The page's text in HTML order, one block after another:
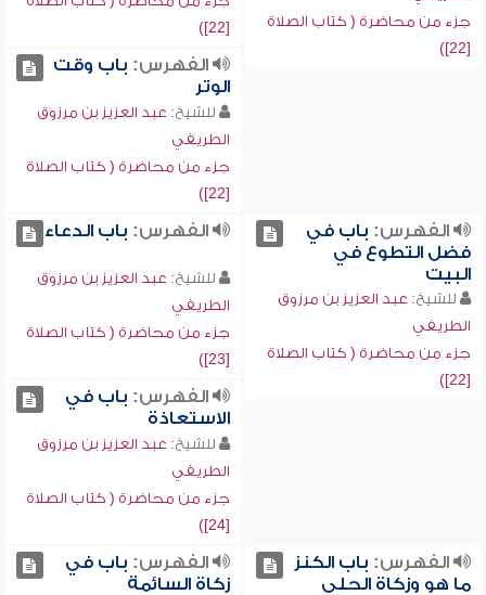
جزء من محاضرة ( كتاب الصلاة
[22])
[22])
الفهرس: باب وقت
الوتر
للشيخ: عبد العزيز بن مرزوق
الطريفي
جزء من محاضرة ( كتاب الصلاة
[22])
الفهرس: باب في
فضل التطوع في
البيت
للشيخ: عبد العزيز بن مرزوق
الطريفي
جزء من محاضرة ( كتاب الصلاة
[22])
الفهرس: باب الدعاء
للشيخ: عبد العزيز بن مرزوق
الطريفي
جزء من محاضرة ( كتاب الصلاة
[23])
الفهرس: باب في
الاستعاذة
للشيخ: عبد العزيز بن مرزوق
الطريفي
جزء من محاضرة ( كتاب الصلاة
[24])
الفهرس: باب الكنز
ما هو وزكاة الحلي
الفهرس: باب في
زكاة السائمة